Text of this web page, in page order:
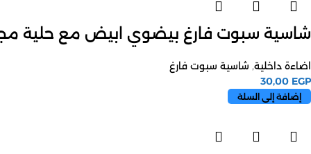
شاسية سبوت فارغ بيضوي ابيض مع حلية
اضاءة داخلية, شاسية سبوت فارغ
30,00 EGP
إضافة إلى السلة